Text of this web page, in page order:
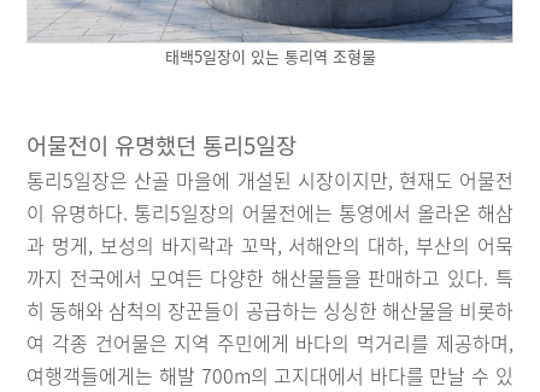
태백5일장이 있는 통리역 조형물
어물전이 유명했던 통리5일장
통리5일장은 산골 마을에 개설된 시장이지만, 현재도 어물전
이 유명하다. 통리5일장의 어물전에는 통영에서 올라온 해삼
과 멍게, 보성의 바지락과 꼬막, 서해안의 대하, 부산의 어묵
까지 전국에서 모여든 다양한 해산물들을 판매하고 있다. 특
히 동해와 삼척의 장꾼들이 공급하는 싱싱한 해산물을 비롯하
여 각종 건어물은 지역 주민에게 바다의 먹거리를 제공하며,
여행객들에게는 해발 700m의 고지대에서 바다를 만날 수 있